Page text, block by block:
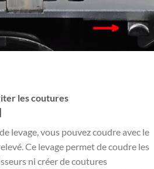
les coutures
levage, vous pouvez coudre avec le
Ce levage permet de coudre les
ni créer de coutures